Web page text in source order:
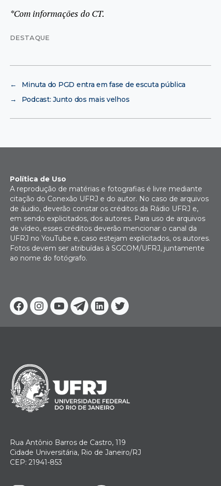
*Com informações do CT.
DESTAQUE
←
Minuta do PGD entra em fase de escuta pública
→
Podcast: Junto dos mais velhos
Facebook
Instagram
YoutubeTelegram
Linkedin
Twitter
Política de Uso
A reprodução de matérias e fotografias é livre mediante
citação do Conexão UFRJ e do autor. No caso de arquivos
de áudio, deverão constar os créditos da Rádio UFRJ e,
em sendo explicitados, dos autores. Para uso de arquivos
de vídeo, esses créditos deverão mencionar o canal da
UFRJ no YouTube e, caso estejam explicitados, os autores.
Fotos devem ser atribuídas à SGCOM/UFRJ, juntamente
ao nome do fotógrafo.
Rua Antônio Barros de Castro, 119
Cidade Universitária, Rio de Janeiro/RJ
CEP: 21941-853